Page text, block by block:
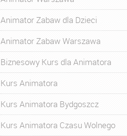
Animator Zabaw dla Dzieci
Animator Zabaw Warszawa
Biznesowy Kurs dla Animatora
Kurs Animatora
Kurs Animatora Bydgoszcz
Kurs Animatora Czasu Wolnego